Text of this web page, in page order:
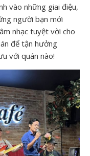
vào những giai điệu,
người bạn mới
nhạc tuyệt vời cho
để tận hưởng
với quán nào!